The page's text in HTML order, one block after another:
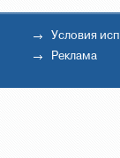
Условия
Реклама